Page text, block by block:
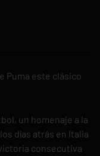
Puma este clásico
un homenaje a la
días atrás en Italia
consecutiva